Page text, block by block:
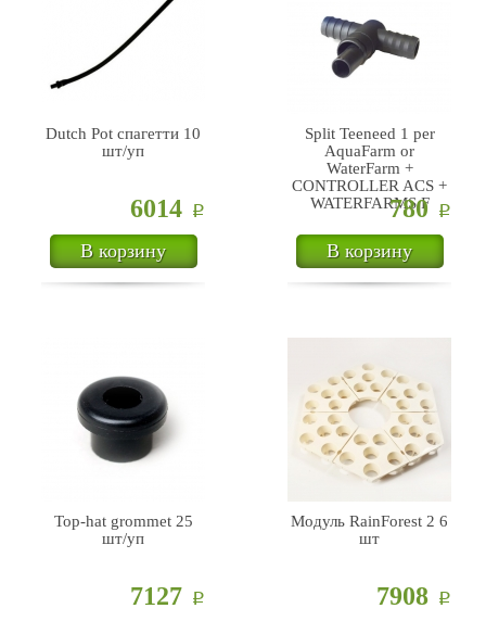
Dutch Pot спагетти 10
шт/уп
6014 Р
В корзину
Split Teeneed 1 per
AquaFarm or
WaterFarm +
CONTROLLER ACS +
WATERFARMS F
780 Р
В корзину
Top-hat grommet 25
шт/уп
7127 Р
Модуль RainForest 2 6
шт
7908 Р